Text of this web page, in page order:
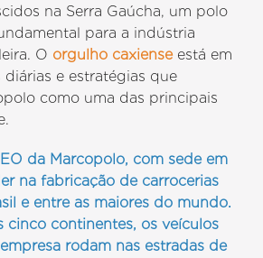
na Serra Gaúcha, um polo
para a indústria
O orgulho caxienseestá em
diárias e estratégias que
como uma das principais
da Marcopolo, com sede em
na fabricação de carrocerias
e entre as maiores do mundo.
cinco continentes, os veículos
rodam nas estradas de